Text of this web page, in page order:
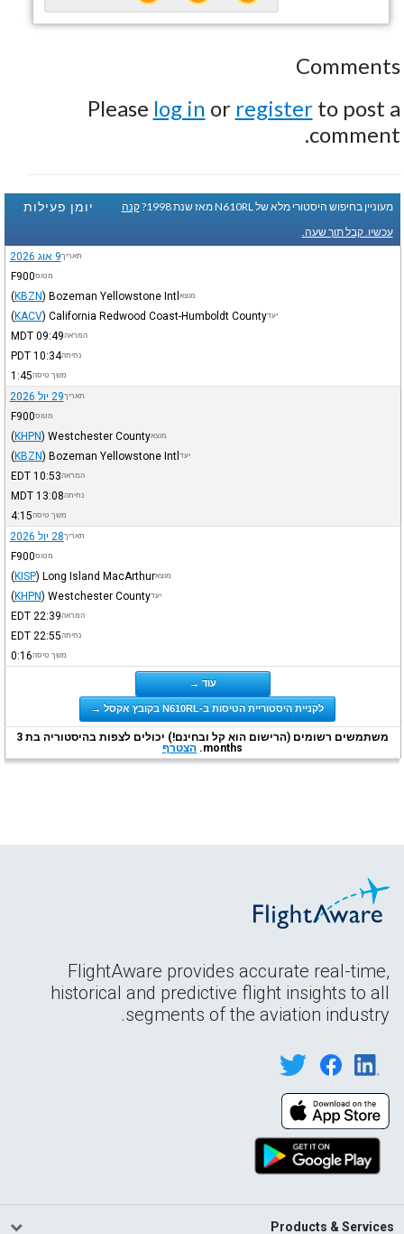
Comments
Please log in or registerto post a
comment.
יומן פעילות מעוניין בחיפוש היסטורי מלא של N610RL מאז שנת 1998?
קנה
עכשיו. קבל תוך שעה.
תאריך9 אוג 2026
מטוסF900
מוצא Bozeman Yellowstone Intl
(KBZN)
יעדCalifornia Redwood Coast-Humboldt County
(KACV)
המראה09:49
MDT
נחיתה10:34
PDT
משך טיסה1:45
תאריך29 יול 2026
מטוסF900
מוצאWestchester County
(KHPN)
יעד Bozeman Yellowstone Intl
(KBZN)
המראה10:53
EDT
נחיתה13:08
MDT
משך טיסה4:15
תאריך28 יול 2026
מטוסF900
מוצאLong Island MacArthur
(KISP)
יעדWestchester County
(KHPN)
המראה22:39
EDT
נחיתה22:55
EDT
משך טיסה0:16
עוד →
לקניית היסטוריית הטיסות ב-N610RL בקובץ אקסל →
משתמשים רשומים (הרישום הוא קל ובחינם!) יכולים לצפות בהיסטוריה בת 3
months. הצטרף
FlightAware provides accurate real-time,
historical and predictive flight insights to all
segments of the aviation industry.
Products & Services